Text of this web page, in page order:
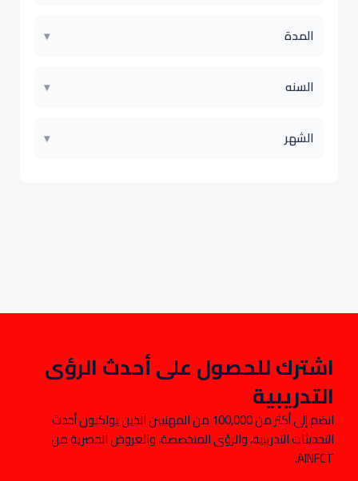
المدة ▾
السنه ▾
الشهر ▾
اشترك للحصول على أحدث الرؤى
التدريبية
انضم إلى أكثر من 100,000 من المهنيين الذين يواكبون أحدث
التحديثات التدريبية، والرؤى المتخصصة، والعروض الحصرية من
AINFCT.